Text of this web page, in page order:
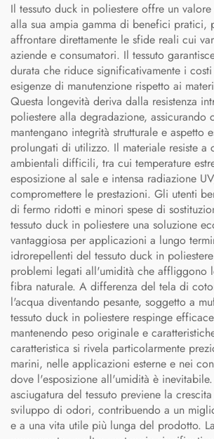
Il tessuto duck in poliestere offre un
alla sua ampia gamma di benefici pratici,
affrontare direttamente le sfide reali cui
aziende e consumatori. Il tessuto
durata che riduce significativamente i
esigenze di manutenzione rispetto ai
Questa longevità deriva dalla resistenza
poliestere alla degradazione, assicurando
mantengano integrità strutturale e aspetto
prolungati di utilizzo. Il materiale resiste a
ambientali difficili, tra cui temperature
esposizione al sale e intensa radiazione
compromettere le prestazioni. Gli utenti
di fermo ridotti e minori spese di
tessuto duck in poliestere una soluzione
vantaggiosa per applicazioni a lungo
idrorepellenti del tessuto duck in
problemi legati all'umidità che affliggono
fibra naturale. A differenza del tela di
l'acqua diventando pesante, soggetto a
tessuto duck in poliestere respinge
mantenendo peso originale e
caratteristica si rivela particolarmente
marini, nelle applicazioni esterne e nei
dove l'esposizione all'umidità è
asciugatura del tessuto previene la
sviluppo di odori, contribuendo a un
e a una vita utile più lunga del prodotto.